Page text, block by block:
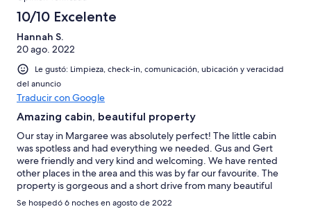
10/10 Excelente
Hannah S.
20 ago. 2022
Le gustó: Limpieza, check-in, comunicación, ubicación y veracidad
del anuncio
Traducir con Google
Amazing cabin, beautiful property
Our stay in Margaree was absolutely perfect! The little cabin
was spotless and had everything we needed. Gus and Gert
were friendly and very kind and welcoming. We have rented
other places in the area and this was by far our favourite. The
property is gorgeous and a short drive from many beautiful
spots. Don’t hesitate to book!
Se hospedó 6 noches en agosto de 2022